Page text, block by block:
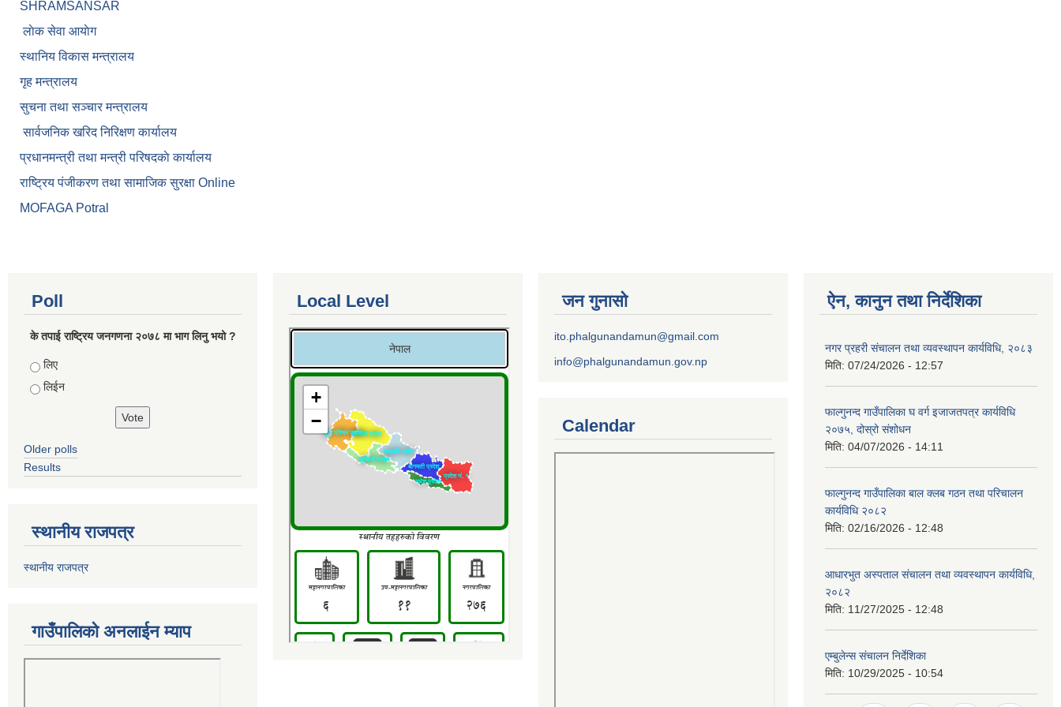
SHRAMSANSAR
लाेक सेवा आयाेग
स्थानिय विकास मन्त्रालय
गृह मन्त्रालय
सुचना तथा सञ्चार मन्त्रालय
सार्वजनिक खरिद निरिक्षण कार्यालय
प्रधानमन्त्री तथा मन्त्री परिषदकाे कार्यालय
राष्ट्रिय पंजीकरण तथा सामाजिक सुरक्षा Online
MOFAGA Potral
Poll
के तपाई राष्ट्रिय जनगणना २०७८ मा भाग लिनु भयो ?
Choices
लिए
लिईन
Older polls
Results
स्थानीय राजपत्र
स्थानीय राजपत्र
गाउँपालिको अनलाईन म्याप
Local Level जन गुनासो
ito.phalgunandamun@gmail.com
info@phalgunandamun.gov.np
Calendar
ऐन, कानुन तथा निर्देशिका
नगर प्रहरी संचालन तथा व्यवस्थापन कार्यविधि, २०८३
मिति: 07/24/2026 - 12:57
फाल्गुनन्द गाउँपालिका घ वर्ग इजाजतपत्र कार्यविधि
२०७५, दोस्रो संशोधन
मिति: 04/07/2026 - 14:11
फाल्गुनन्द गाउँपालिका बाल क्लब गठन तथा परिचालन
कार्यविधि २०८२
मिति: 02/16/2026 - 12:48
आधारभुत अस्पताल संचालन तथा व्यवस्थापन कार्यविधि,
२०८२
मिति: 11/27/2025 - 12:48
एम्बुलेन्स संचालन निर्देशिका
मिति: 10/29/2025 - 10:54